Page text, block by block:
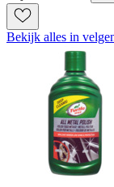
Bekijk alles in